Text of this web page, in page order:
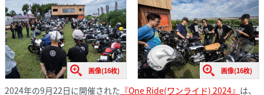
画像(16枚) 画像(16枚)
2024年の9月22日に開催された 『One Ride(ワンライド) 2024』 は、